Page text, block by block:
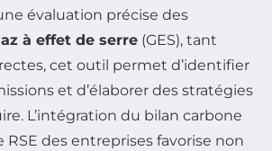
évaluation précise des
à effet de serre (GES), tant
cet outil permet d’identifier
et d’élaborer des stratégies
L’intégration du bilan carbone
RSE des entreprises favorise non